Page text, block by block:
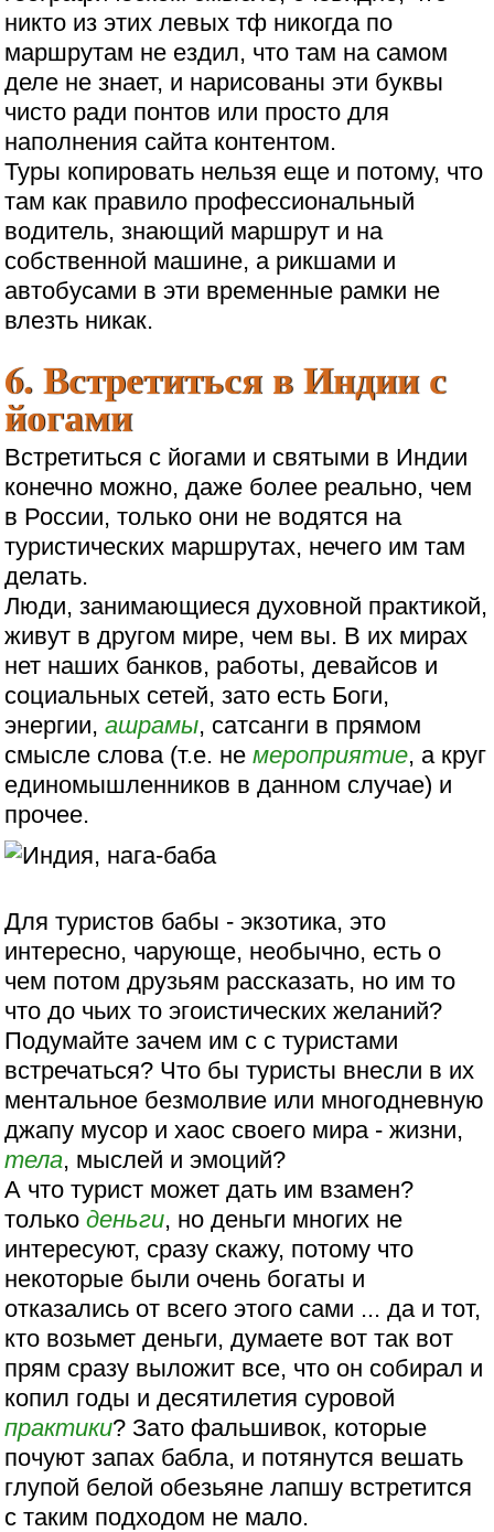
никто из этих левых тф никогда по
маршрутам не ездил, что там на самом
деле не знает, и нарисованы эти буквы
чисто ради понтов или просто для
наполнения сайта контентом.
Туры копировать нельзя еще и потому, что
там как правило профессиональный
водитель, знающий маршрут и на
собственной машине, а рикшами и
автобусами в эти временные рамки не
влезть никак.
6. Встретиться в Индии с
йогами
Встретиться с йогами и святыми в Индии
конечно можно, даже более реально, чем
в России, только они не водятся на
туристических маршрутах, нечего им там
делать.
Люди, занимающиеся духовной практикой,
живут в другом мире, чем вы. В их мирах
нет наших банков, работы, девайсов и
социальных сетей, зато есть Боги,
энергии,ашрамы, сатсанги в прямом
смысле слова (т.е. немероприятие, а круг
единомышленников в данном случае) и
прочее.
Для туристов бабы - экзотика, это
интересно, чарующе, необычно, есть о
чем потом друзьям рассказать, но им то
что до чьих то эгоистических желаний?
Подумайте зачем им с с туристами
встречаться? Что бы туристы внесли в их
ментальное безмолвие или многодневную
джапу мусор и хаос своего мира - жизни,
тела, мыслей и эмоций?
А что турист может дать им взамен?
толькоденьги, но деньги многих не
интересуют, сразу скажу, потому что
некоторые были очень богаты и
отказались от всего этого сами ... да и тот,
кто возьмет деньги, думаете вот так вот
прям сразу выложит все, что он собирал и
копил годы и десятилетия суровой
практики? Зато фальшивок, которые
почуют запах бабла, и потянутся вешать
глупой белой обезьяне лапшу встретится
с таким подходом не мало.